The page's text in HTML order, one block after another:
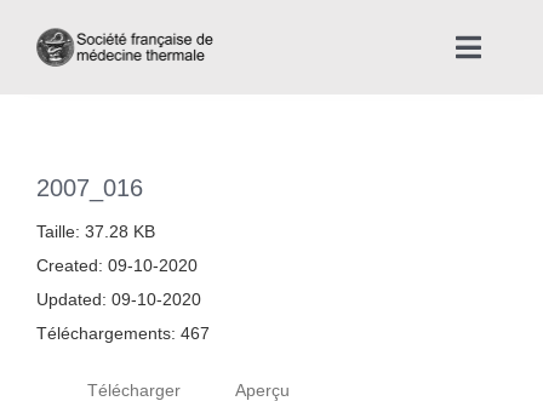
Toggle
Nous connaître
2007_016
Taille: 37.28 KB
Created: 09-10-2020
Updated: 09-10-2020
Téléchargements: 467
Télécharger Aperçu